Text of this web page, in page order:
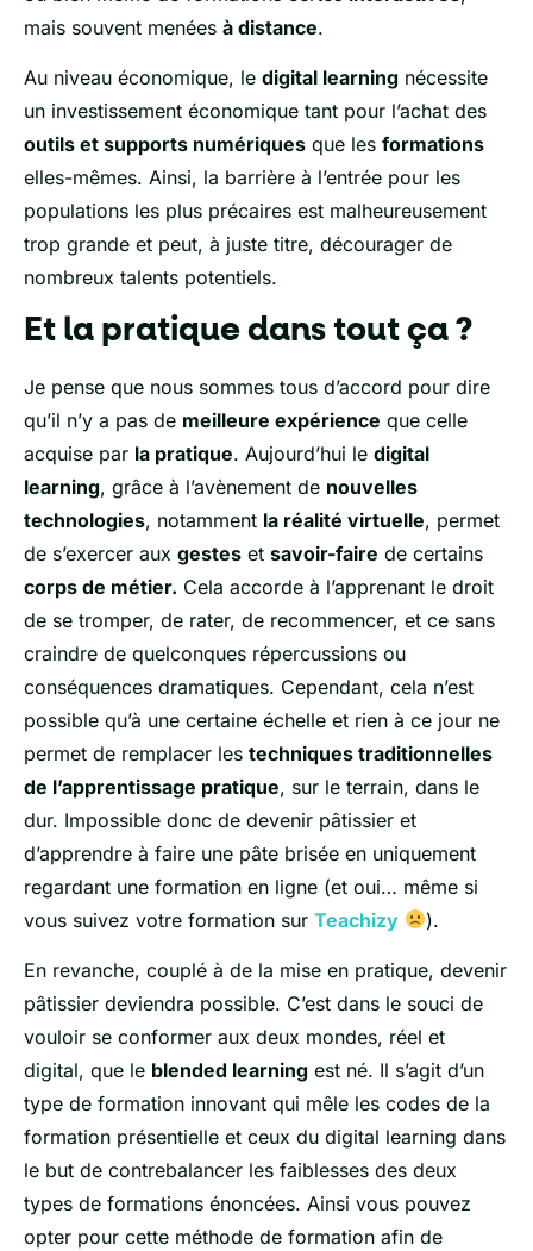
mais souvent menées à distance.
Au niveau économique, le digital learning nécessite
un investissement économique tant pour l’achat des
outils et supports numériques que les formations
elles-mêmes. Ainsi, la barrière à l’entrée pour les
populations les plus précaires est malheureusement
trop grande et peut, à juste titre, décourager de
nombreux talents potentiels.
Et la pratique dans tout ça ?
Je pense que nous sommes tous d’accord pour dire
qu’il n’y a pas de meilleure expérience que celle
acquise par la pratique. Aujourd’hui le digital
learning, grâce à l’avènement de nouvelles
technologies, notamment la réalité virtuelle, permet
de s’exercer aux gestes et savoir-faire de certains
corps de métier. Cela accorde à l’apprenant le droit
de se tromper, de rater, de recommencer, et ce sans
craindre de quelconques répercussions ou
conséquences dramatiques. Cependant, cela n’est
possible qu’à une certaine échelle et rien à ce jour ne
permet de remplacer les techniques traditionnelles
de l’apprentissage pratique, sur le terrain, dans le
dur. Impossible donc de devenir pâtissier et
d’apprendre à faire une pâte brisée en uniquement
regardant une formation en ligne (et oui… même si
vous suivez votre formation sur Teachizy ).
En revanche, couplé à de la mise en pratique, devenir
pâtissier deviendra possible. C’est dans le souci de
vouloir se conformer aux deux mondes, réel et
digital, que le blended learning est né. Il s’agit d’un
type de formation innovant qui mêle les codes de la
formation présentielle et ceux du digital learning dans
le but de contrebalancer les faiblesses des deux
types de formations énoncées. Ainsi vous pouvez
opter pour cette méthode de formation afin de